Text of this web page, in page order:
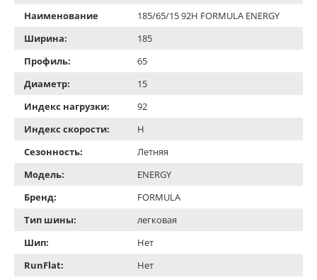
Наименование
185/65/15 92H FORMULA ENERGY
Ширина:
185
Профиль:
65
Диаметр:
15
Индекс нагрузки:
92
Индекс скорости:
H
Сезонность:
Летняя
Модель:
ENERGY
Бренд:
FORMULA
Тип шины:
легковая
Шип:
Нет
RunFlat:
Нет